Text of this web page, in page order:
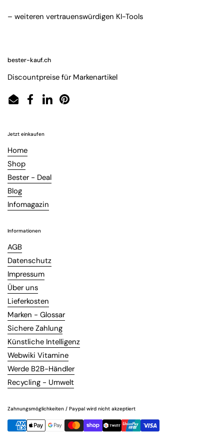
– weiteren vertrauenswürdigen KI-Tools
bester-kauf.ch
Discountpreise für Markenartikel
EmailFacebook
LinkedInPinterest
Jetzt einkaufen
Home
Shop
Bester - Deal
Blog
Infomagazin
Informationen
AGB
Datenschutz
Impressum
Über uns
Lieferkosten
Marken - Glossar
Sichere Zahlung
Künstliche Intelligenz
Webwiki Vitamine
Werde B2B-Händler
Recycling - Umwelt
Zahnungsmöglichkeiten / Paypal wird nicht akzeptiert